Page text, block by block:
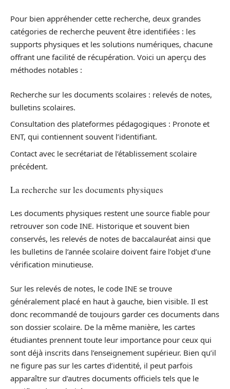
Pour bien appréhender cette recherche, deux grandes
catégories de recherche peuvent être identifiées : les
supports physiques et les solutions numériques, chacune
offrant une facilité de récupération. Voici un aperçu des
méthodes notables :
Recherche sur les documents scolaires : relevés de notes,
bulletins scolaires.
Consultation des plateformes pédagogiques : Pronote et
ENT, qui contiennent souvent l’identifiant.
Contact avec le secrétariat de l’établissement scolaire
précédent.
La recherche sur les documents physiques
Les documents physiques restent une source fiable pour
retrouver son code INE. Historique et souvent bien
conservés, les relevés de notes de baccalauréat ainsi que
les bulletins de l’année scolaire doivent faire l’objet d’une
vérification minutieuse.
Sur les relevés de notes, le code INE se trouve
généralement placé en haut à gauche, bien visible. Il est
donc recommandé de toujours garder ces documents dans
son dossier scolaire. De la même manière, les cartes
étudiantes prennent toute leur importance pour ceux qui
sont déjà inscrits dans l’enseignement supérieur. Bien qu’il
ne figure pas sur les cartes d’identité, il peut parfois
apparaître sur d’autres documents officiels tels que le